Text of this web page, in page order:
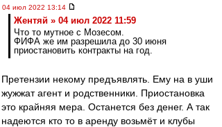
04 июл 2022 13:14
Жентяй » 04 июл 2022 11:59
Что то мутное с Мозесом.
ФИФА же им разрешила до 30 июня
приостановить контракты на год.
Претензии некому предъявлять. Ему на в уши
жужжат агент и родственники. Приостановка
это крайняя мера. Останется без денег. А так
надеются кто то в аренду возьмёт и клубы